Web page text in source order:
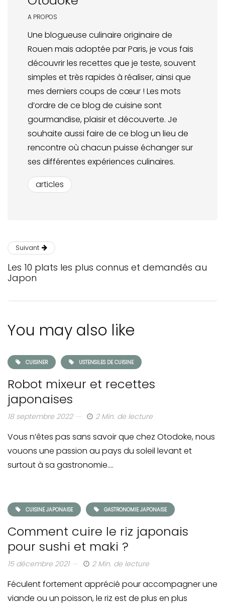
A PROPOS
Une blogueuse culinaire originaire de
Rouen mais adoptée par Paris, je vous fais
découvrir les recettes que je teste, souvent
simples et très rapides à réaliser, ainsi que
mes derniers coups de cœur ! Les mots
d’ordre de ce blog de cuisine sont
gourmandise, plaisir et découverte. Je
souhaite aussi faire de ce blog un lieu de
rencontre où chacun puisse échanger sur
ses différentes expériences culinaires.
articles
Suivant
Les 10 plats les plus connus et demandés au
Japon
You may also like
CUISINER USTENSILES DE CUISINE
Robot mixeur et recettes
japonaises
18 septembre 2022 2 Min. de lecture
Vous n’êtes pas sans savoir que chez Otodoke, nous
vouons une passion au pays du soleil levant et
surtout à sa gastronomie….
CUISINE JAPONAISE GASTRONOMIE JAPONAISE
Comment cuire le riz japonais
pour sushi et maki ?
15 décembre 2021 2 Min. de lecture
Féculent fortement apprécié pour accompagner une
viande ou un poisson, le riz est de plus en plus